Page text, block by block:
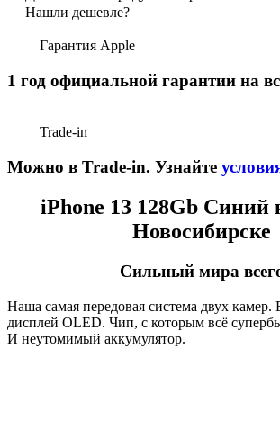
Нашли дешевле?
Гарантия Apple
1 год официальной гарантии на
Trade-in
Можно в Trade-in. Узнайте
iPhone 13 128Gb Синий
Новосибирске
Сильный мира
Наша самая передовая система двух камер.
дисплей OLED. Чип, с которым всё
И неутомимый аккумулятор.